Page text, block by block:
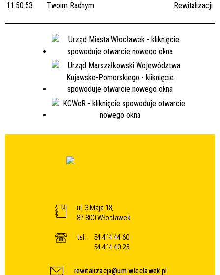
11:50:53
Twoim Radnym
Rewitalizacji
ul. 3 Maja 18,
87-800 Włocławek
tel.:
54 414 44 60
54 414 40 25
rewitalizacja@um.wloclawek.pl